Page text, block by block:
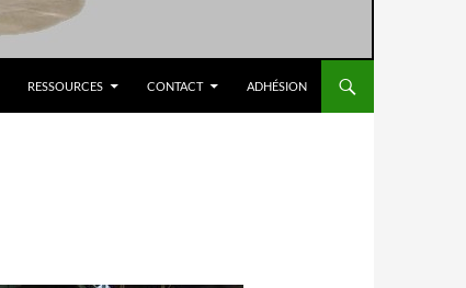
RESSOURCES CONTACT ADHÉSION